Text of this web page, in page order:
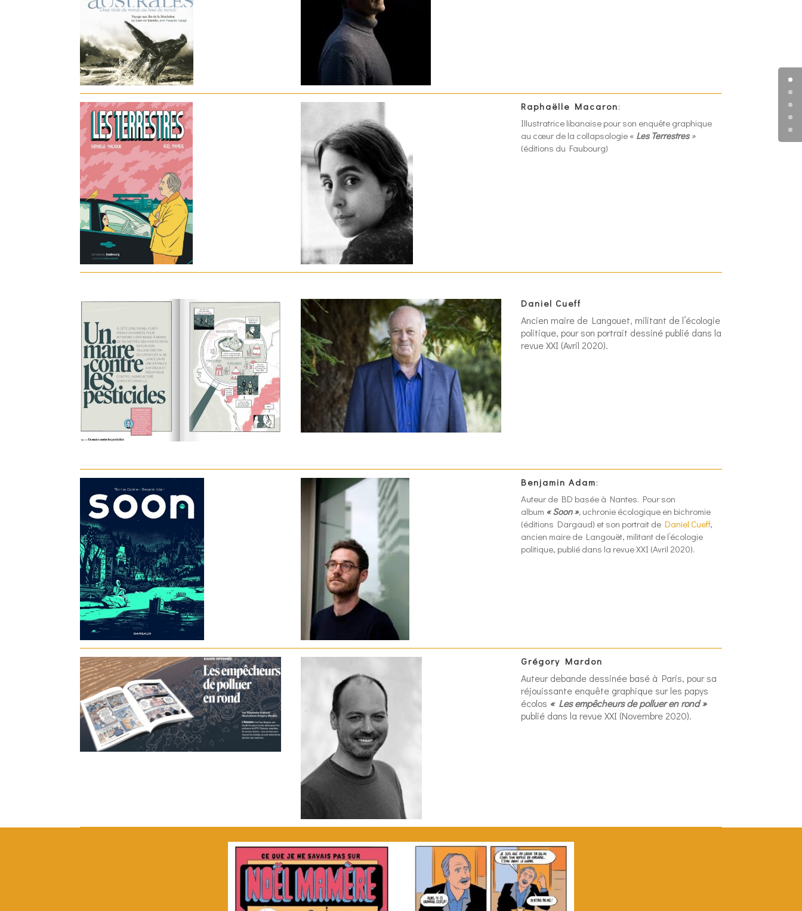
Raphaëlle Macaron:
Illustratrice libanaise pour son enquête graphique
au cœur de la collapsologie « Les Terrestres»
(éditions du Faubourg)
Daniel Cueff
Ancien maire de Langouet, militant de l’écologie
politique, pour son portrait dessiné publié dans la
revue XXI (Avril 2020).
Benjamin Adam:
Auteur de BD basée à Nantes. Pour son
album « Soon », uchronie écologique en bichromie
(éditions Dargaud) et son portrait de Daniel Cueff,
ancien maire de Langouët, militant de l’écologie
politique, publié dans la revue XXI (Avril 2020).
Grégory Mardon
Auteur debande dessinée basé à Paris, pour sa
réjouissante enquête graphique sur les papys
écolos « Les empêcheurs de polluer en rond »
publié dans la revue XXI (Novembre 2020).